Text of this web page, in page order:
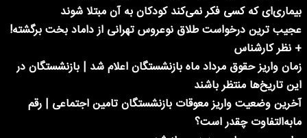
بیماری‌ای که کسی فکر نمی‌کند کودکان به آن مبتلا شوند
عجیب ترین درخواست طلاق نوعروس تهرانی از داماد بخت برگشته!
+ نظر کارشناس
زمان واریز حقوق مرداد ماه بازنشستگان اعلام شد | بازنشستگان در
این تاریخ‌ها منتظر باشند
آخرین وضعیت واریز معوقات بازنشستگان تامین اجتماعی | رقم
مابه‌التفاوت چقدر است؟